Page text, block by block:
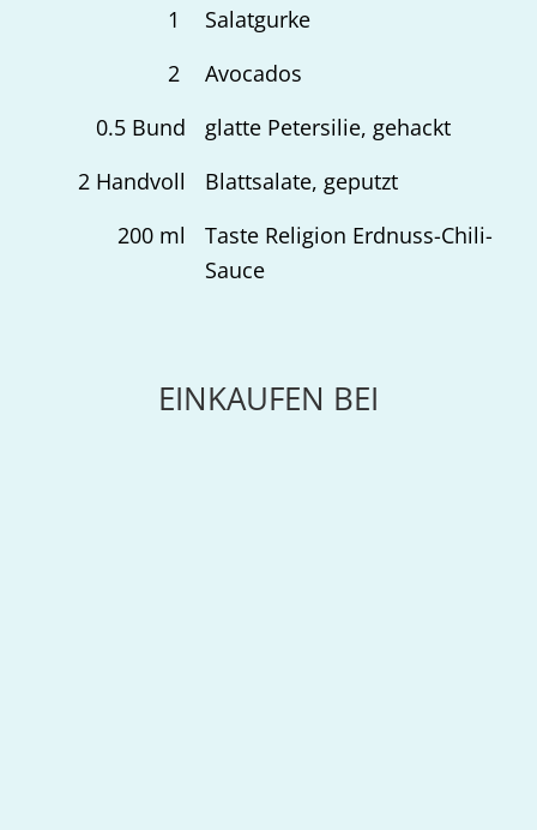
1
Salatgurke
2
Avocados
0.5Bund
glatte Petersilie, gehackt
2Handvoll
Blattsalate, geputzt
200ml
Taste Religion Erdnuss-Chili-
Sauce
EINKAUFEN BEI